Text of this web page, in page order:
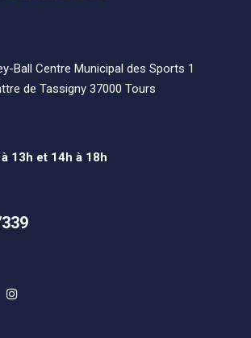
Ball Centre Municipal des Sports 1
de Tassigny 37000 Tours
13h et 14h à 18h